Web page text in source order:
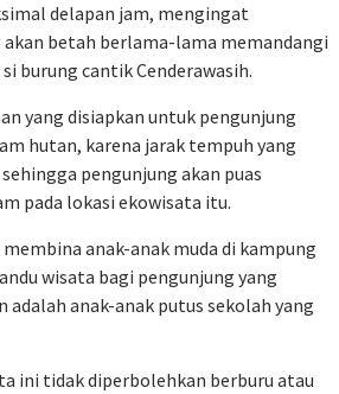
delapan jam, mengingat
betah berlama-lama memandangi
burung cantik Cenderawasih.
yang disiapkan untuk pengunjung
hutan, karena jarak tempuh yang
pengunjung akan puas
pada lokasi ekowisata itu.
anak-anak muda di kampung
wisata bagi pengunjung yang
adalah anak-anak putus sekolah yang
ini tidak diperbolehkan berburu atau